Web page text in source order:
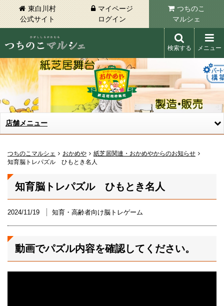
東白川村
公式サイト
マイページ
ログイン
つちのこ
マルシェ
東白川村 つちのこマルシェ
検索する メニュー
店舗メニュー
つちのこマルシェ おかめや
紙芝居関連・おかめやからのお知らせ
知育脳トレパズル ひもとき名人
知育脳トレパズル ひもとき名人
2024/11/19 知育・高齢者向け脳トレゲーム
動画でパズル内容を確認してください。